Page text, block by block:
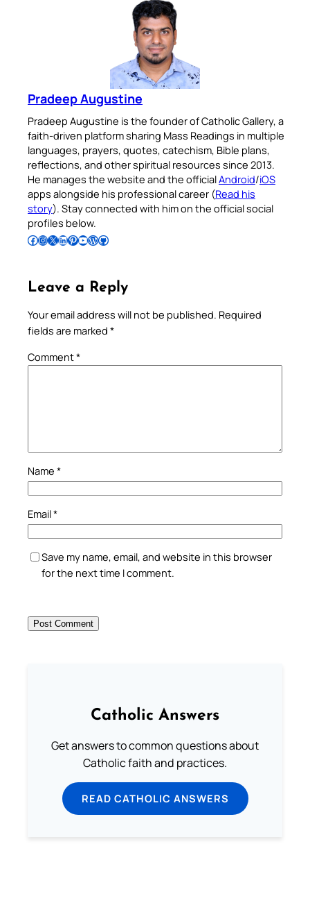
Pradeep Augustine
Pradeep Augustine is the founder of Catholic Gallery, a
faith-driven platform sharing Mass Readings in multiple
languages, prayers, quotes, catechism, Bible plans,
reflections, and other spiritual resources since 2013.
He manages the website and the officialAndroid/iOS
apps alongside his professional career (Read his
story). Stay connected with him on the official social
profiles below.
Follow Pradeep on Facebook Follow Pradeep on InstagramFollow Pradeep on X Follow Pradeep on LinkedIn Follow Pradeep on Pinterest Subscribe to Pradeep’s Youtube Channel Follow Pradeep on WordPress Follow Pradeep on GitHub
Leave a Reply
Your email address will not be published. Required
fields are marked *
Comment*
Name *
Email*
Save my name, email, and website in this browser
for the next time I comment.
Catholic Answers
Get answers to common questions about
Catholic faith and practices.
READ CATHOLIC ANSWERS